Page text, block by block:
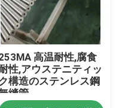
高温耐性,腐食
性,アウステニティッ
構造のステンレス鋼
縫管